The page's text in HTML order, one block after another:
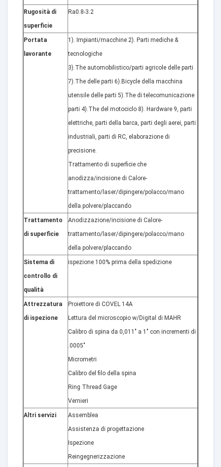
Rugosità di
superficie
Ra0.8-3.2
Portata
lavorante
1). Impianti/macchine 2). Parti mediche &
tecnologiche
3).The automobilistico/parti agricole delle parti
7).The delle parti 6).Bicycle della macchina
utensile delle parti 5).The di telecomunicazione
parti 4).The del motociclo 8). Hardware 9, parti
elettriche, parti della barca, parti degli aerei, parti
industriali, parti di RC, elaborazione di
precisione.
Trattamento di superficie che
anodizza/incisione di Calore-
trattamento/laser/dipingere/polacco/mano
della polvere/placcando
Trattamento
di superficie
Anodizzazione/incisione di Calore-
trattamento/laser/dipingere/polacco/mano
della polvere/placcando
Sistema di
controllo di
qualità
ispezione 100% prima della spedizione
Attrezzatura
di ispezione
Proiettore di COVEL 14A
Lettura del microscopio w/Digital di MAHR
Calibro di spina da 0,011" a 1" con incrementi di
.0005"
Micrometri
Calibro del filo della spina
Ring Thread Gage
Vernieri
Altri servizi
Assemblea
Assistenza di progettazione
Ispezione
Reingegnerizzazione